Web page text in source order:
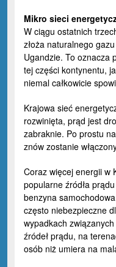
Mikro sieci
W ciągu ostatnich
złoża naturalnego
Ugandzie. To oznacza
tej części kontynentu,
niemal całkowicie
Krajowa sieć
rozwinięta, prąd jest
zabraknie. Po prostu
znów zostanie
Coraz więcej energii w
popularne źródła
benzyna
często niebezpieczne
wypadkach
źródeł prądu, na
osób niż umiera na